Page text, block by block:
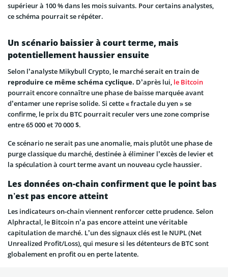
supérieur à 100 % dans les mois suivants. Pour certains analystes,
ce schéma pourrait se répéter.
Un scénario baissier à court terme, mais
potentiellement haussier ensuite
Selon l’analyste Mikybull Crypto, le marché serait en train de
reproduire ce même schéma cyclique. D’après lui, le Bitcoin
pourrait encore connaître une phase de baisse marquée avant
d’entamer une reprise solide. Si cette « fractale du yen » se
confirme, le prix du BTC pourrait reculer vers une zone comprise
entre 65 000 et 70 000 $.
Ce scénario ne serait pas une anomalie, mais plutôt une phase de
purge classique du marché, destinée à éliminer l’excès de levier et
la spéculation à court terme avant un nouveau cycle haussier.
Les données on-chain confirment que le point bas
n’est pas encore atteint
Les indicateurs on-chain viennent renforcer cette prudence. Selon
Alphractal, le Bitcoin n’a pas encore atteint une véritable
capitulation de marché. L’un des signaux clés est le NUPL (Net
Unrealized Profit/Loss), qui mesure si les détenteurs de BTC sont
globalement en profit ou en perte latente.